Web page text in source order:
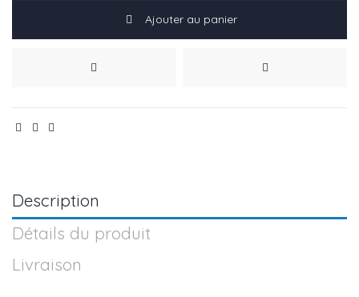
Ajouter au panier
Description
Détails du produit
Livraison